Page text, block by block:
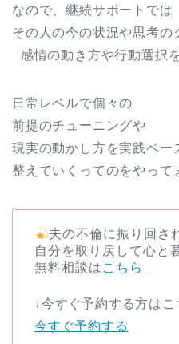
なので、継続サポートでは
その人の今の状況や思考の
感情の動き方や行動選択
日常レベルで個々の
前提のチューニングや
現実の動かし方を実践ベー
整えていくってのをやって
夫の不倫に振り回さ
自分を取り戻して心と
無料相談は こちら
↓今すぐ予約する方は
今すぐ予約する